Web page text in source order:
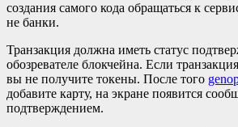
создания самого кода обращаться к
не банки.
Транзакция должна иметь статус
обозревателе блокчейна. Если
вы не получите токены. После того
добавите карту, на экране появится
подтверждением.